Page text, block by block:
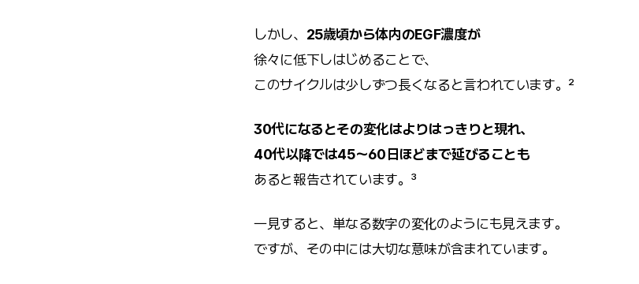
しかし、 25歳頃から体内のEGF濃度が
徐々に低下しはじめることで、
このサイクルは少しずつ長くなると言われています。²
30代になるとその変化はよりはっきりと現れ、
40代以降では45〜60日ほどまで延びることも
あると報告されています。³
一見すると、単なる数字の変化のようにも見えます。
ですが、その中には大切な意味が含まれています。